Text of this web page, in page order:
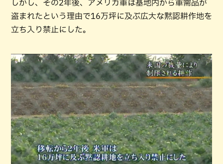
しかし、その2年後、アメリカ軍は基地内から軍需品が
盗まれたという理由で16万坪に及ぶ広大な黙認耕作地を
立ち入り禁止にした。